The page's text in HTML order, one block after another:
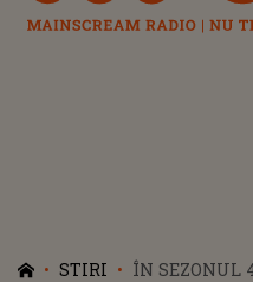
STIRI
ÎN SEZONUL